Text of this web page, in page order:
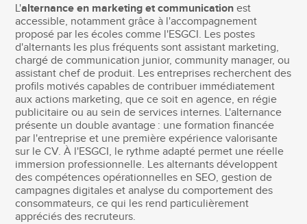
L'alternance en marketing et communication est
accessible, notamment grâce à l'accompagnement
proposé par les écoles comme l'ESGCI. Les postes
d'alternants les plus fréquents sont assistant marketing,
chargé de communication junior, community manager, ou
assistant chef de produit. Les entreprises recherchent des
profils motivés capables de contribuer immédiatement
aux actions marketing, que ce soit en agence, en régie
publicitaire ou au sein de services internes. L'alternance
présente un double avantage : une formation financée
par l'entreprise et une première expérience valorisante
sur le CV. À l'ESGCI, le rythme adapté permet une réelle
immersion professionnelle. Les alternants développent
des compétences opérationnelles en SEO, gestion de
campagnes digitales et analyse du comportement des
consommateurs, ce qui les rend particulièrement
appréciés des recruteurs.